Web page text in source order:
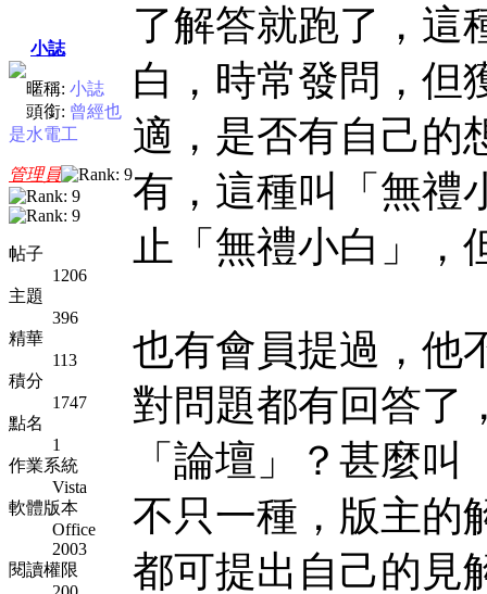
小誌
暱稱: 小誌
頭銜: 曾經也
是水電工
管理員
帖子
1206
主題
396
精華
113
積分
1747
點名
1
作業系統
Vista
軟體版本
Office
2003
閱讀權限
了解答就跑了，這
白，時常發問，但
適，是否有自己的
有，這種叫「無禮
止「無禮小白」，
也有會員提過，他
對問題都有回答了
「論壇」？甚麼
不只一種，版主的
都可提出自己的見